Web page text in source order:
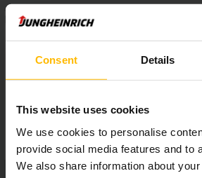
Consent Details
This website uses cookies
We use cookies to personalise
provide social media features and to
We also share information about
cariste. Bénéficiez d’un rendement
consommation d’énergie. La
d’entraînement ultramoderne ainsi que
chariots à mât rétractable le partenaire
pour chaque application.